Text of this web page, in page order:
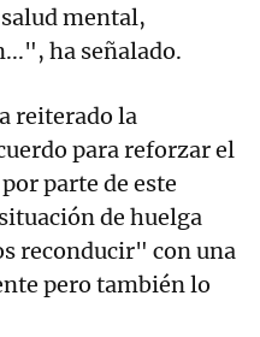
mental,
ha señalado.
reiterado la
para reforzar el
parte de este
de huelga
reconducir" con una
pero también lo